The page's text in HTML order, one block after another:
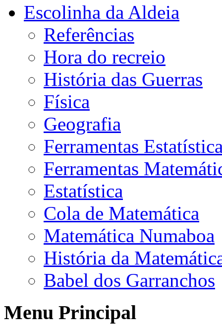
Escolinha da Aldeia
Referências
Hora do recreio
História das Guerras
Física
Geografia
Ferramentas
Ferramentas
Estatística
Cola de Matemática
Matemática Numaboa
História da
Babel dos Garranchos
Menu Principal